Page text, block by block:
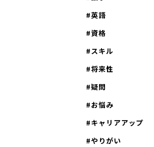
英語
資格
スキル
将来性
疑問
お悩み
キャリアアップ
やりがい